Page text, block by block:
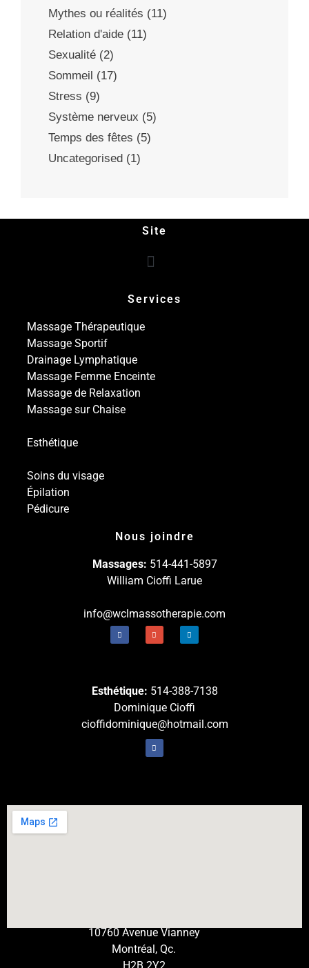
Mythes ou réalités (11)
Relation d'aide (11)
Sexualité (2)
Sommeil (17)
Stress (9)
Système nerveux (5)
Temps des fêtes (5)
Uncategorised (1)
Site
Services
Massage Thérapeutique
Massage Sportif
Drainage Lymphatique
Massage Femme Enceinte
Massage de Relaxation
Massage sur Chaise
Esthétique
Soins du visage
Épilation
Pédicure
Nous joindre
Massages: 514-441-5897
William Cioffi Larue
info@wclmassotherapie.com
Esthétique: 514-388-7138
Dominique Cioffi
cioffidominique@hotmail.com
10760 Avenue Vianney
Montréal, Qc.